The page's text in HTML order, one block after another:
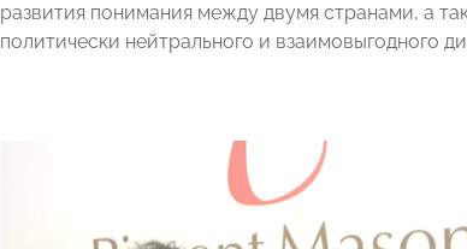
развития понимания между двумя странами, а
политически нейтрального и взаимовыгодного